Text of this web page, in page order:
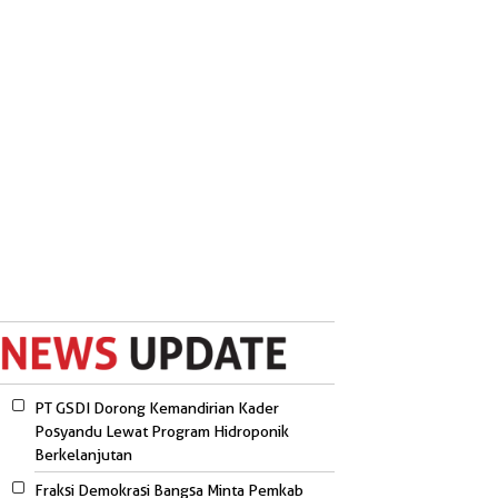
PT GSDI Dorong Kemandirian Kader
Posyandu Lewat Program Hidroponik
Berkelanjutan
Fraksi Demokrasi Bangsa Minta Pemkab